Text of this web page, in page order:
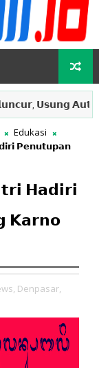
Edukasi
𝗣𝗲𝗻𝘂𝘁𝘂𝗽𝗮𝗻
𝗛𝗮𝗱𝗶𝗿𝗶
𝗞𝗮𝗿𝗻𝗼
Denpasar,